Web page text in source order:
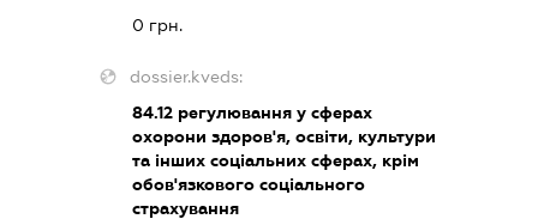
0 грн.
dossier.kveds:
84.12регулювання у сферах
охорони здоров'я, освіти, культури
та інших соціальних сферах, крім
обов'язкового соціального
страхування